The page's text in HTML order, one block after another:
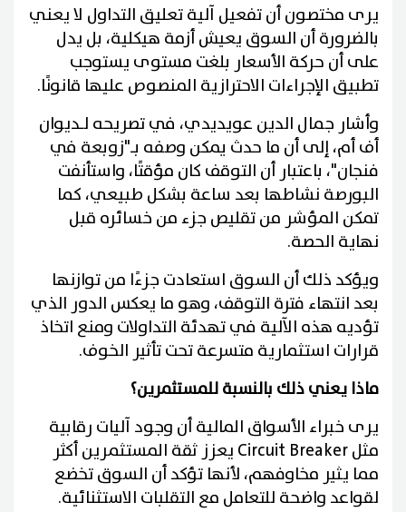
يرى مختصون أن تفعيل آلية تعليق التداول لا يعني
بالضرورة أن السوق يعيش أزمة هيكلية، بل يدل
على أن حركة الأسعار بلغت مستوى يستوجب
تطبيق الإجراءات الاحترازية المنصوص عليها قانونًا.
وأشار جمال الدين عويديدي، في تصريحه لـديوان
أف أم، إلى أن ما حدث يمكن وصفه بـ"زوبعة في
فنجان"، باعتبار أن التوقف كان مؤقتًا، واستأنفت
البورصة نشاطها بعد ساعة بشكل طبيعي، كما
تمكن المؤشر من تقليص جزء من خسائره قبل
نهاية الحصة.
ويؤكد ذلك أن السوق استعادت جزءًا من توازنها
بعد انتهاء فترة التوقف، وهو ما يعكس الدور الذي
تؤديه هذه الآلية في تهدئة التداولات ومنع اتخاذ
قرارات استثمارية متسرعة تحت تأثير الخوف.
ماذا يعني ذلك بالنسبة للمستثمرين؟
يرى خبراء الأسواق المالية أن وجود آليات رقابية
مثل Circuit Breaker يعزز ثقة المستثمرين أكثر
مما يثير مخاوفهم، لأنها تؤكد أن السوق تخضع
لقواعد واضحة للتعامل مع التقلبات الاستثنائية.